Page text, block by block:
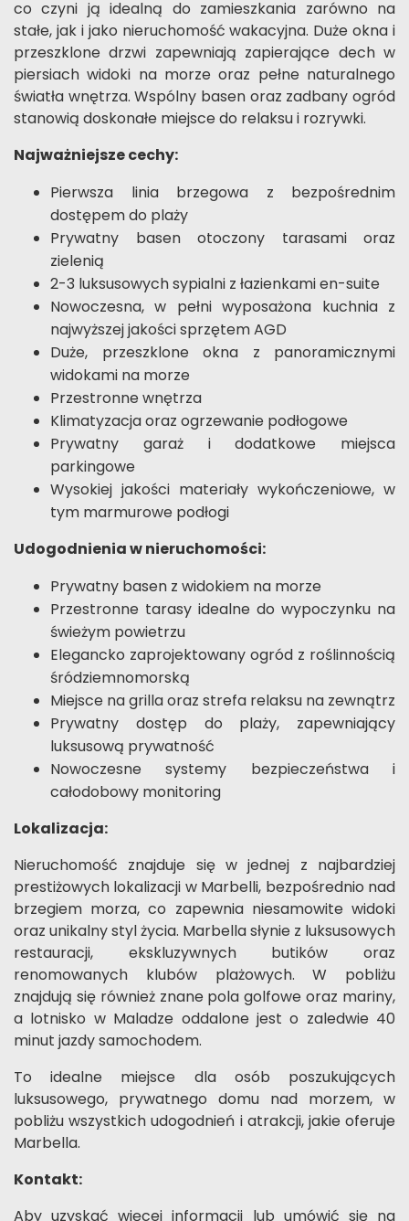
co czyni ją idealną do zamieszkania zarówno na
stałe, jak i jako nieruchomość wakacyjna. Duże okna i
przeszklone drzwi zapewniają zapierające dech w
piersiach widoki na morze oraz pełne naturalnego
światła wnętrza. Wspólny basen oraz zadbany ogród
stanowią doskonałe miejsce do relaksu i rozrywki.
Najważniejsze cechy:
Pierwsza linia brzegowa z bezpośrednim
dostępem do plaży
Prywatny basen otoczony tarasami oraz
zielenią
2-3 luksusowych sypialni z łazienkami en-suite
Nowoczesna, w pełni wyposażona kuchnia z
najwyższej jakości sprzętem AGD
Duże, przeszklone okna z panoramicznymi
widokami na morze
Przestronne wnętrza
Klimatyzacja oraz ogrzewanie podłogowe
Prywatny garaż i dodatkowe miejsca
parkingowe
Wysokiej jakości materiały wykończeniowe, w
tym marmurowe podłogi
Udogodnienia w nieruchomości:
Prywatny basen z widokiem na morze
Przestronne tarasy idealne do wypoczynku na
świeżym powietrzu
Elegancko zaprojektowany ogród z roślinnością
śródziemnomorską
Miejsce na grilla oraz strefa relaksu na zewnątrz
Prywatny dostęp do plaży, zapewniający
luksusową prywatność
Nowoczesne systemy bezpieczeństwa i
całodobowy monitoring
Lokalizacja:
Nieruchomość znajduje się w jednej z najbardziej
prestiżowych lokalizacji w Marbelli, bezpośrednio nad
brzegiem morza, co zapewnia niesamowite widoki
oraz unikalny styl życia. Marbella słynie z luksusowych
restauracji, ekskluzywnych butików oraz
renomowanych klubów plażowych. W pobliżu
znajdują się również znane pola golfowe oraz mariny,
a lotnisko w Maladze oddalone jest o zaledwie 40
minut jazdy samochodem.
To idealne miejsce dla osób poszukujących
luksusowego, prywatnego domu nad morzem, w
pobliżu wszystkich udogodnień i atrakcji, jakie oferuje
Marbella.
Kontakt:
Aby uzyskać więcej informacji lub umówić się na